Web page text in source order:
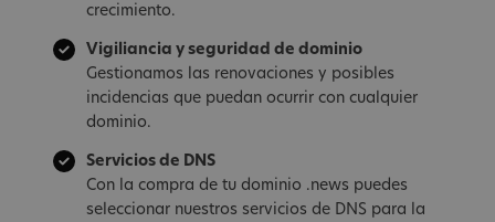
crecimiento.
Vigiliancia y seguridad de dominio
Gestionamos las renovaciones y posibles
incidencias que puedan ocurrir con cualquier
dominio.
Servicios de DNS
Con la compra de tu dominio .news puedes
seleccionar nuestros servicios de DNS para la